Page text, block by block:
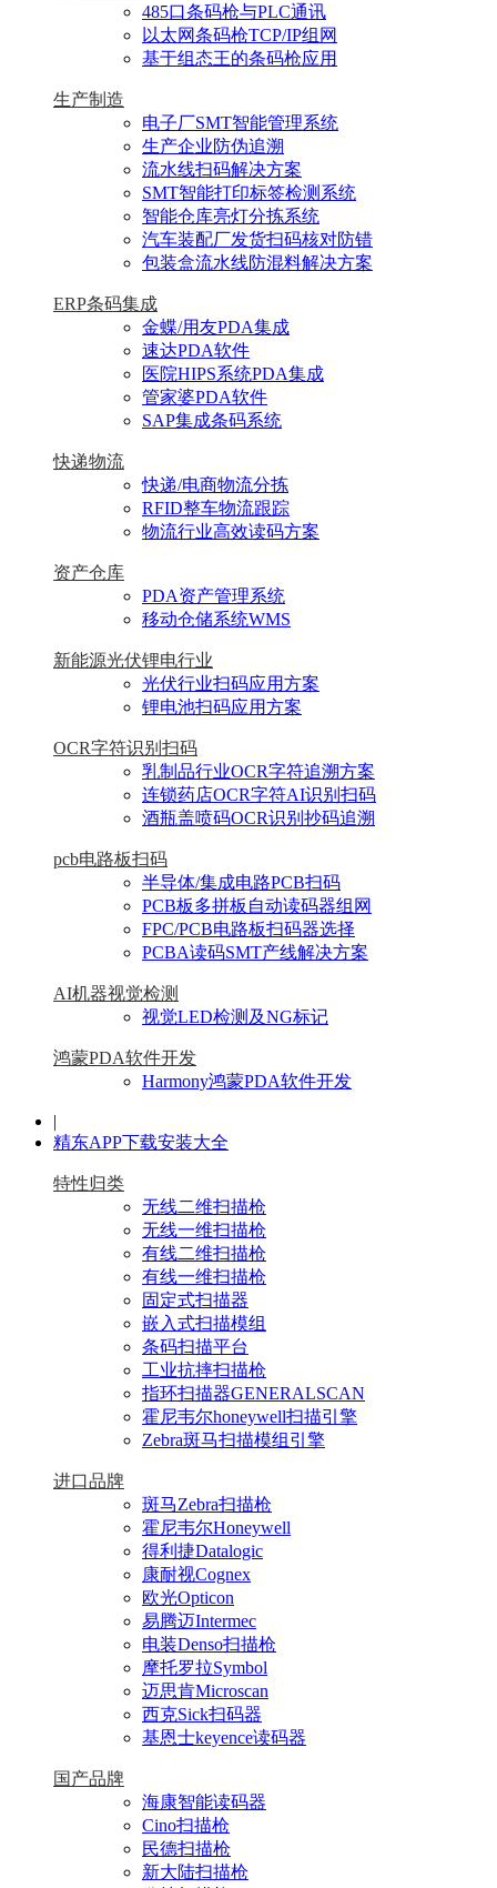
485口条码枪与PLC通讯
以太网条码枪TCP/IP组网
基于组态王的条码枪应用
生产制造
电子厂SMT智能管理系统
生产企业防伪追溯
流水线扫码解决方案
SMT智能打印标签检测系统
智能仓库亮灯分拣系统
汽车装配厂发货扫码核对防错
包装盒流水线防混料解决方案
ERP条码集成
金蝶/用友PDA集成
速达PDA软件
医院HIPS系统PDA集成
管家婆PDA软件
SAP集成条码系统
快递物流
快递/电商物流分拣
RFID整车物流跟踪
物流行业高效读码方案
资产仓库
PDA资产管理系统
移动仓储系统WMS
新能源光伏锂电行业
光伏行业扫码应用方案
锂电池扫码应用方案
OCR字符识别扫码
乳制品行业OCR字符追溯方案
连锁药店OCR字符AI识别扫码
酒瓶盖喷码OCR识别抄码追溯
pcb电路板扫码
半导体/集成电路PCB扫码
PCB板多拼板自动读码器组网
FPC/PCB电路板扫码器选择
PCBA读码SMT产线解决方案
AI机器视觉检测
视觉LED检测及NG标记
鸿蒙PDA软件开发
Harmony鸿蒙PDA软件开发
|
精东APP下载安装大全
特性归类
无线二维扫描枪
无线一维扫描枪
有线二维扫描枪
有线一维扫描枪
固定式扫描器
嵌入式扫描模组
条码扫描平台
工业抗摔扫描枪
指环扫描器GENERALSCAN
霍尼韦尔honeywell扫描引擎
Zebra斑马扫描模组引擎
进口品牌
斑马Zebra扫描枪
霍尼韦尔Honeywell
得利捷Datalogic
康耐视Cognex
欧光Opticon
易腾迈Intermec
电装Denso扫描枪
摩托罗拉Symbol
迈思肯Microscan
西克Sick扫码器
基恩士keyence读码器
国产品牌
海康智能读码器
Cino扫描枪
民德扫描枪
新大陆扫描枪